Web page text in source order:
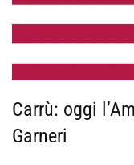
Carrù: oggi
Garneri